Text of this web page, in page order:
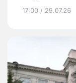
17:00 / 29.07.26